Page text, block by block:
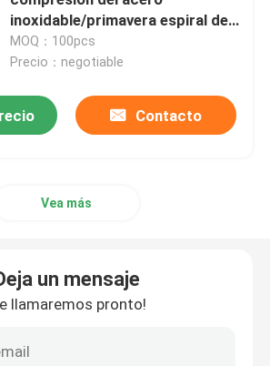
espiral
de gas
de la compresión
inoxidable/primavera espiral de
la torsión con niquelado blanco
MOQ：100pcs
Precio：negotiable
Contacto
Vea más
un mensaje
llamaremos pronto!